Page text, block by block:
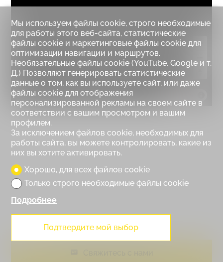
Мы используем файлы cookie, строго необходимые
для работы этого веб-сайта, статистические
файлы cookie и маркетинговые файлы cookie для
оптимизации навигации и маршрутов.
Необязательные файлы cookie (YouTube, Google и т.
Д.) Позволяют генерировать статистические
данные о том, как вы используете сайт, или даже
файлы cookie для отображения
персонализированной рекламы на своем сайте в
соответствии с вашим просмотром и вашим
профилем.
За исключением файлов cookie, необходимых для
работы сайта, вы можете контролировать, какие из
них вы хотите активировать.
Хорошо, для всех файлов cookie
Только строго необходимые файлы cookie
Подробнее
Подтвердите мой выбор